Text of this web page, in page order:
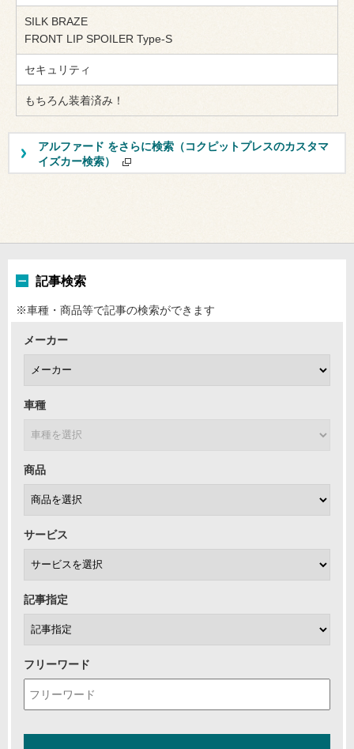
SILK BRAZE
FRONT LIP SPOILER Type-S
セキュリティ
もちろん装着済み！
アルファード をさらに検索（コクピットプレスのカスタマ
イズカー検索）
記事検索
※車種・商品等で記事の検索ができます
メーカー
車種
商品
サービス
記事指定
フリーワード